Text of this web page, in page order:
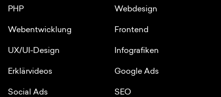
PHP Webdesign
Webentwicklung Frontend
UX/UI-Design Infografiken
Erklärvideos Google Ads
Social Ads SEO